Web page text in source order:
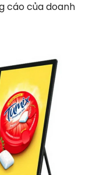
cáo của doanh